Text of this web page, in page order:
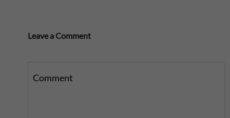
h
p
t
Leave a Comment
Comment